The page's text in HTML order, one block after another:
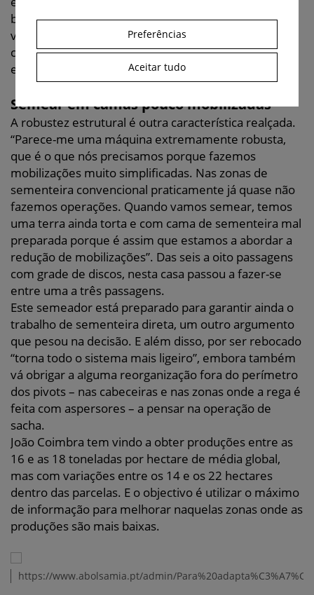
bastante equilibrado para poder gerir esta
variabilidade”, explicou, enquanto ia coordenando
com a sua equipa algumas tarefas logísticas que
estavam a decorrer em paralelo com a sementeira.
Semear em camas pouco mobilizadas
A robustez estrutural é outra característica realçada.
“Parece-me uma máquina extremamente robusta,
que é o que nós precisamos porque fazemos
mobilizações muito simplificadas. Nas zonas de
sementeira convencional praticamente já quase não
fazemos operações. Quando vamos semear, temos
uma terra ainda torta e com cama de sementeira mal
preparada porque é assim que estamos a abordar a
redução de mobilizações”. Das seis a oito passagens
com grade de discos, nesta casa passou a fazer-se
entre uma a três passagens.
Este semeador está preparado para garantir ainda o
trabalho de sementeira direta, um outro argumento
que pesou na decisão. E além disso, por ser rebocado
“torna todo o sistema mais ligeiro”, embora também
vá obrigar a alguma reorganização fora do perímetro
dos pivots – nas cabeceiras e nas zonas onde a rega é
feita com aspersores – a pensar na operação de
sacha.
João Coimbra tem vindo a obter produções entre as
16 e as 18 toneladas por hectare de média global,
mas com variações entre os 14 e os 22 hectares
dentro das parcelas. E o objectivo é utilizar o máximo
de informação para melhorar naquelas zonas onde as
produções são mais baixas.
https://www.abolsamia.pt/admin/
Preferências
Aceitar tudo